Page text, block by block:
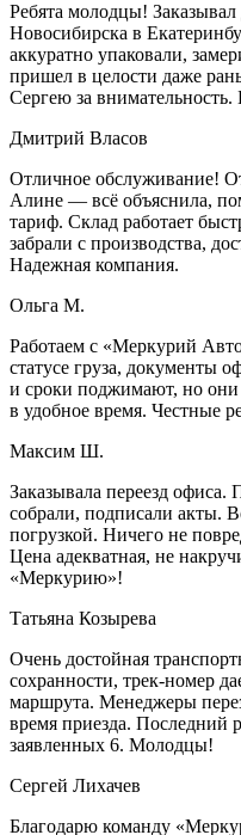
Ребята молодцы! Заказывал
Новосибирска в
аккуратно упаковали,
пришел в целости даже
Сергею за внимательность.
Дмитрий Власов
Отличное обслуживание!
Алине — всё объяснила,
тариф. Склад работает
забрали с производства,
Надежная компания.
Ольга М.
Работаем с «Меркурий
статусе груза, документы
и сроки поджимают, но
в удобное время. Честные
Максим Ш.
Заказывала переезд офиса.
собрали, подписали акты.
погрузкой. Ничего не
Цена адекватная, не
«Меркурию»!
Татьяна Козырева
Очень достойная
сохранности, трек-номер
маршрута. Менеджеры
время приезда. Последний
заявленных 6. Молодцы!
Сергей Лихачев
Благодарю команду